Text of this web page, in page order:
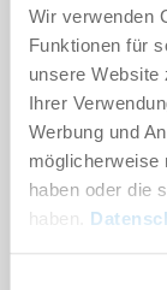
Wir verwenden
Funktionen für
unsere Website
Ihrer
Werbung und
möglicherweise
haben oder die
haben.
ZSC03-BJ-12F